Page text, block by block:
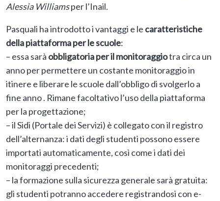
Alessia Williamsper l’Inail.
Pasquali ha introdotto i vantaggi e le caratteristiche
della piattaforma per le scuole:
– essa sarà obbligatoria per il monitoraggiotra circa un
anno per permettere un costante monitoraggio in
itinere e liberare le scuole dall’obbligo di svolgerlo a
fine anno . Rimane facoltativo l’uso della piattaforma
per la progettazione;
– il Sidi (Portale dei Servizi) è collegato con il registro
dell’alternanza: i dati degli studenti possono essere
importati automaticamente, così come i dati dei
monitoraggi precedenti;
– la formazione sulla sicurezza generale sarà gratuita:
gli studenti potranno accedere registrandosi con e-